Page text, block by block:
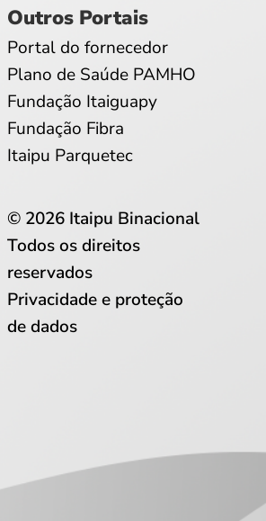
Outros Portais
Portal do fornecedor
Plano de Saúde PAMHO
Fundação Itaiguapy
Fundação Fibra
Itaipu Parquetec
© 2026 Itaipu Binacional
Todos os direitos
reservados
Privacidade e proteção
de dados